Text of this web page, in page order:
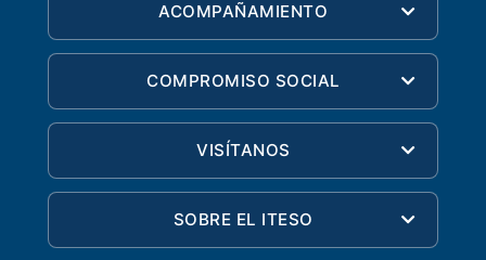
ACOMPAÑAMIENTO
COMPROMISO SOCIAL
VISÍTANOS
SOBRE EL ITESO